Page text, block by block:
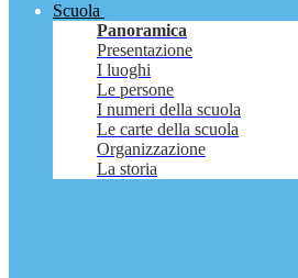
Scuola
Panoramica
Presentazione
I luoghi
Le persone
I numeri della scuola
Le carte della scuola
Organizzazione
La storia